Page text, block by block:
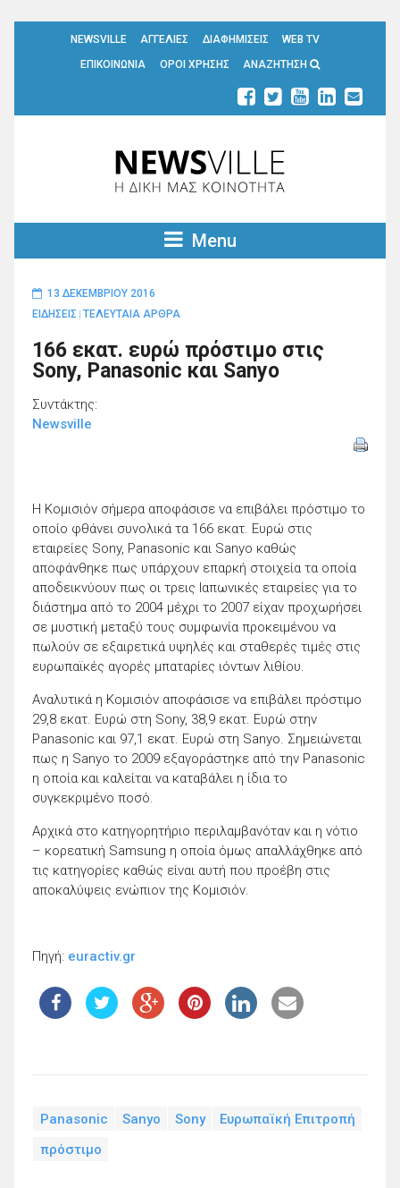
NEWSVILLE ΑΓΓΕΛΙΕΣ ΔΙΑΦΗΜΙΣΕΙΣ
WEB TV
ΕΠΙΚΟΙΝΩΝΙΑ
ΟΡΟΙ ΧΡΗΣΗΣ ΑΝΑΖΗΤΗΣΗ
Menu
13 ΔΕΚΕΜΒΡΊΟΥ 2016
ΕΙΔΗΣΕΙΣ ΤΕΛΕΥΤΑΙΑ ΑΡΘΡΑ
166 εκατ. ευρώ πρόστιμο στις
Sony, Panasonic και Sanyo
Συντάκτης:
Newsville
Η Κομισιόν σήμερα αποφάσισε να επιβάλει πρόστιμο το
οποίο φθάνει συνολικά τα 166 εκατ. Ευρώ στις
εταιρείες Sony, Panasonic και Sanyo καθώς
αποφάνθηκε πως υπάρχουν επαρκή στοιχεία τα οποία
αποδεικνύουν πως οι τρεις Ιαπωνικές εταιρείες για το
διάστημα από το 2004 μέχρι το 2007 είχαν προχωρήσει
σε μυστική μεταξύ τους συμφωνία προκειμένου να
πωλούν σε εξαιρετικά υψηλές και σταθερές τιμές στις
ευρωπαϊκές αγορές μπαταρίες ιόντων λιθίου.
Αναλυτικά η Κομισιόν αποφάσισε να επιβάλει πρόστιμο
29,8 εκατ. Ευρώ στη Sony, 38,9 εκατ. Ευρώ στην
Panasonic και 97,1 εκατ. Ευρώ στη Sanyo. Σημειώνεται
πως η Sanyo το 2009 εξαγοράστηκε από την Panasonic
η οποία και καλείται να καταβάλει η ίδια το
συγκεκριμένο ποσό.
Αρχικά στο κατηγορητήριο περιλαμβανόταν και η νότιο
– κορεατική Samsung η οποία όμως απαλλάχθηκε από
τις κατηγορίες καθώς είναι αυτή που προέβη στις
αποκαλύψεις ενώπιον της Κομισιόν.
Πηγή: euractiv.gr
Panasonic Sanyo Sony
Ευρωπαϊκή Επιτροπή
πρόστιμο